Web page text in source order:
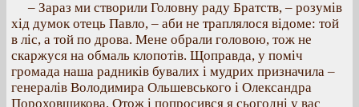
– Зараз ми створили Головну раду Братств, – розумів
хід думок отець Павло, – аби не траплялося відоме: той
в ліс, а той по дрова. Мене обрали головою, тож не
скаржуся на обмаль клопотів. Щоправда, у поміч
громада наша радників бувалих і мудрих призначила –
генералів Володимира Ольшевського і Олександра
Пороховщикова. Отож і попросився я сьогодні у вас